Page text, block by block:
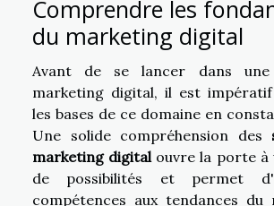
Comprendre les
du marketing digital
Avant de se lancer dans
marketing digital, il est
les bases de ce domaine en
Une solide compréhension des
marketing digital ouvre la porte à
de possibilités et permet
compétences aux tendances du